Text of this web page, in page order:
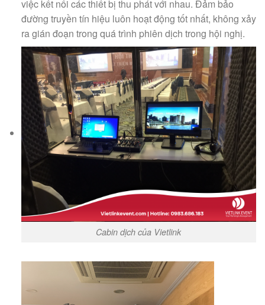
việc kết nối các thiết bị thu phát với nhau. Đảm bảo
đường truyền tín hiệu luôn hoạt động tốt nhất, không xảy
ra gián đoạn trong quá trình phiên dịch trong hội nghị.
Cabin dịch của Vietlink